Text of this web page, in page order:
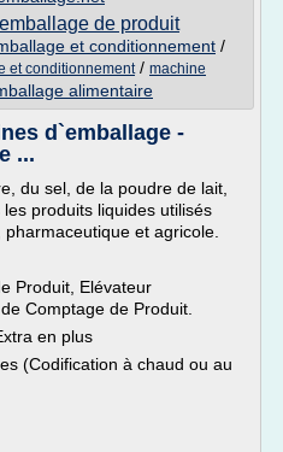
de produit
et conditionnement /
et conditionnement/ machine
alimentaire
d`emballage -
...
du sel, de la poudre de lait,
produits liquides utilisés
et agricole.
Produit, Elévateur
Comptage de Produit.
en plus
(Codification à chaud ou au